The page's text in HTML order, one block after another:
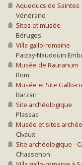
Aqueducs de Saintes
Vénérand
Sites et musée
Béruges
Villa gallo-romaine
Paizay-Naudouin
Musée de Rauranum
Rom
Musée et Site Gallo-
Barzan
Site archéologique
Plassac
Musée et sites
Civaux
Site archéologique -
Chassenon